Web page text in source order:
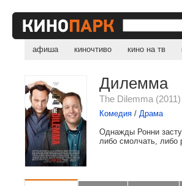
афиша киночтиво кино на тв
Дилемма
The Dilemma (2011)
Комедия /Драма
Однажды Ронни
либо смолчать, либо